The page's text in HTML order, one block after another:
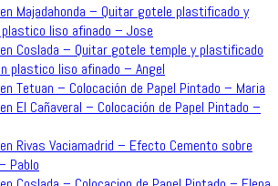
Majadahonda – Quitar gotele plastificado y
liso afinado – Jose
Coslada – Quitar gotele temple y plastificado
plastico liso afinado – Angel
Tetuan – Colocación de Papel Pintado – Maria
El Cañaveral – Colocación de Papel Pintado –
Rivas Vaciamadrid – Efecto Cemento sobre
Pablo